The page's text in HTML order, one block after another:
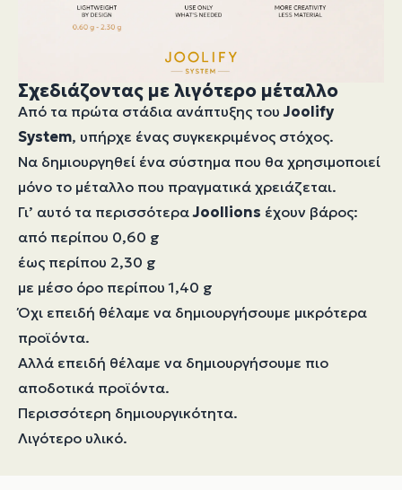
Σχεδιάζοντας με λιγότερο μέταλλο
Από τα πρώτα στάδια ανάπτυξης τουJoolify
System, υπήρχε ένας συγκεκριμένος στόχος.
Να δημιουργηθεί ένα σύστημα που θα χρησιμοποιεί
μόνο το μέταλλο που πραγματικά χρειάζεται.
Γι’ αυτό τα περισσότεραJoollions έχουν βάρος:
από περίπου 0,60 g
έως περίπου 2,30 g
με μέσο όρο περίπου 1,40 g
Όχι επειδή θέλαμε να δημιουργήσουμε μικρότερα
προϊόντα.
Αλλά επειδή θέλαμε να δημιουργήσουμε πιο
αποδοτικά προϊόντα.
Περισσότερη δημιουργικότητα.
Λιγότερο υλικό.